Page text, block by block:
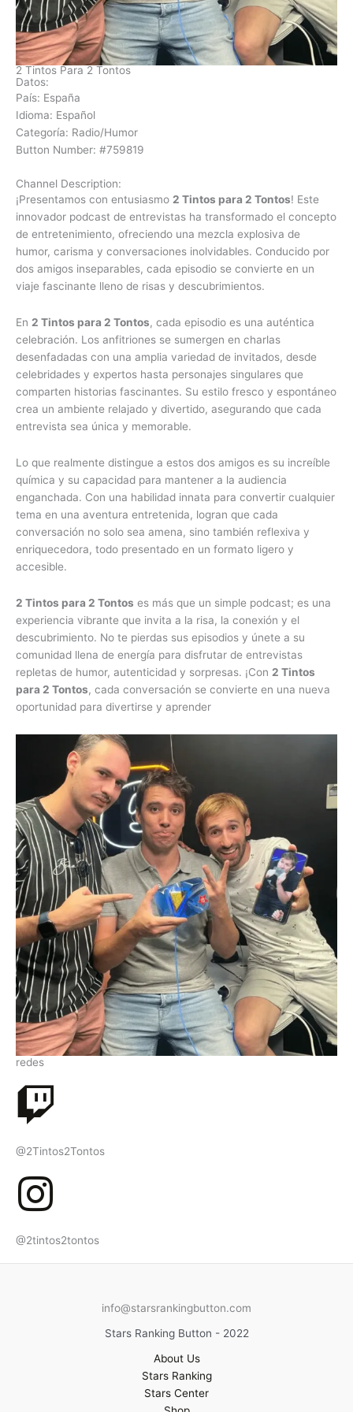
2 Tintos Para 2 Tontos
Datos:
País: España
Idioma: Español
Categoría: Radio/Humor
Button Number: #759819
Channel Description:
¡Presentamos con entusiasmo 2 Tintos para 2 Tontos! Este
innovador podcast de entrevistas ha transformado el concepto
de entretenimiento, ofreciendo una mezcla explosiva de
humor, carisma y conversaciones inolvidables. Conducido por
dos amigos inseparables, cada episodio se convierte en un
viaje fascinante lleno de risas y descubrimientos.
En 2 Tintos para 2 Tontos, cada episodio es una auténtica
celebración. Los anfitriones se sumergen en charlas
desenfadadas con una amplia variedad de invitados, desde
celebridades y expertos hasta personajes singulares que
comparten historias fascinantes. Su estilo fresco y espontáneo
crea un ambiente relajado y divertido, asegurando que cada
entrevista sea única y memorable.
Lo que realmente distingue a estos dos amigos es su increíble
química y su capacidad para mantener a la audiencia
enganchada. Con una habilidad innata para convertir cualquier
tema en una aventura entretenida, logran que cada
conversación no solo sea amena, sino también reflexiva y
enriquecedora, todo presentado en un formato ligero y
accesible.
2 Tintos para 2 Tontos es más que un simple podcast; es una
experiencia vibrante que invita a la risa, la conexión y el
descubrimiento. No te pierdas sus episodios y únete a su
comunidad llena de energía para disfrutar de entrevistas
repletas de humor, autenticidad y sorpresas. ¡Con 2 Tintos
para 2 Tontos, cada conversación se convierte en una nueva
oportunidad para divertirse y aprender
redes
@2Tintos2Tontos
@2tintos2tontos
info@starsrankingbutton.com
Stars Ranking Button - 2022
About Us
Stars Ranking
Stars Center